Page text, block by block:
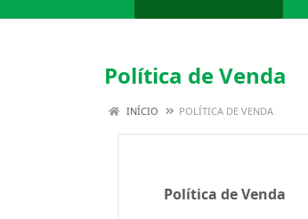
Política de Venda
INÍCIO POLÍTICA DE VENDA
Política de Venda